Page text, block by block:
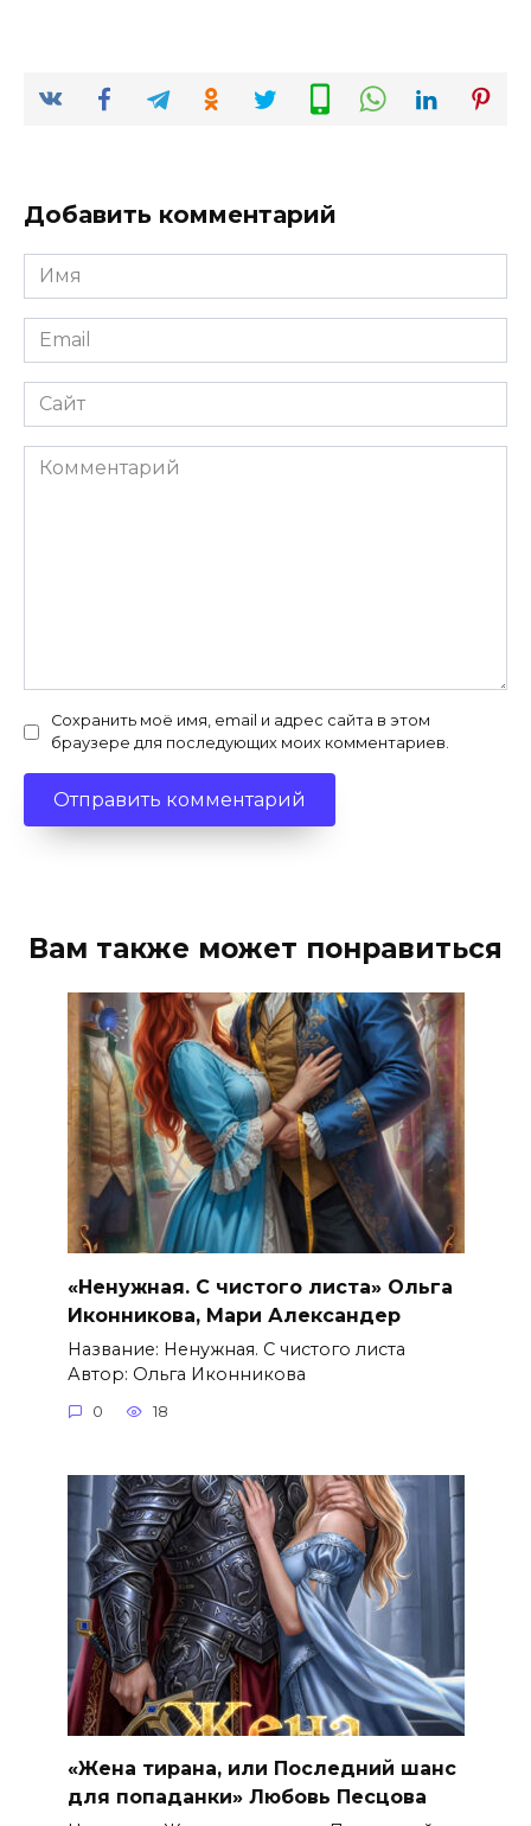
Добавить комментарий
Имя
*
Email
*
Сайт
Комментарий
Сохранить моё имя, email и адрес сайта в этом
браузере для последующих моих комментариев.
Вам также может понравиться
«Ненужная. С чистого листа» Ольга
Иконникова, Мари Александер
Название: Ненужная. С чистого листа
Автор: Ольга Иконникова
0 18
«Жена тирана, или Последний шанс
для попаданки» Любовь Песцова